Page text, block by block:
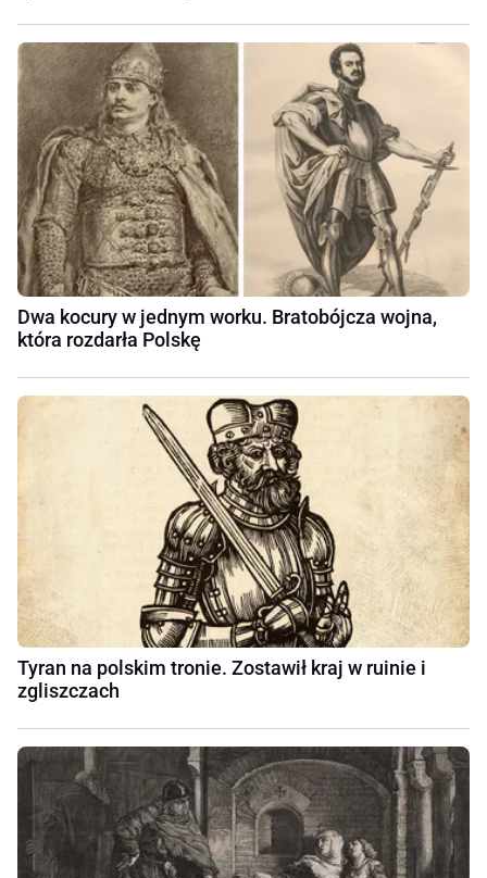
Dwa kocury w jednym worku. Bratobójcza wojna,
która rozdarła Polskę
Tyran na polskim tronie. Zostawił kraj w ruinie i
zgliszczach